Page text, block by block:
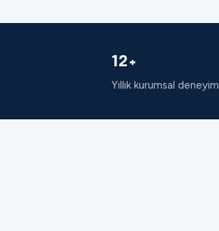
12+
Yıllık kurumsal deneyim